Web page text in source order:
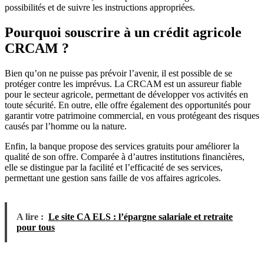
possibilités et de suivre les instructions appropriées.
Pourquoi souscrire à un crédit agricole
CRCAM ?
Bien qu’on ne puisse pas prévoir l’avenir, il est possible de se
protéger contre les imprévus. La CRCAM est un assureur fiable
pour le secteur agricole, permettant de développer vos activités en
toute sécurité. En outre, elle offre également des opportunités pour
garantir votre patrimoine commercial, en vous protégeant des risques
causés par l’homme ou la nature.
Enfin, la banque propose des services gratuits pour améliorer la
qualité de son offre. Comparée à d’autres institutions financières,
elle se distingue par la facilité et l’efficacité de ses services,
permettant une gestion sans faille de vos affaires agricoles.
A lire : Le site CA ELS : l’épargne salariale et retraite
pour tous